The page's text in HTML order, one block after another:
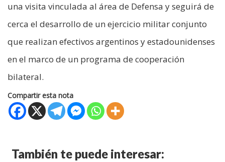
una visita vinculada al área de Defensa y seguirá de
cerca el desarrollo de un ejercicio militar conjunto
que realizan efectivos argentinos y estadounidenses
en el marco de un programa de cooperación
bilateral.
Compartir esta nota
También te puede interesar: